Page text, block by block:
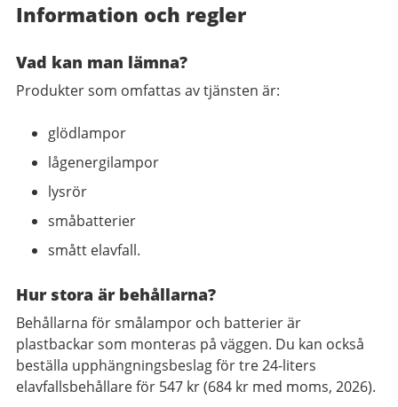
Information och regler
Vad kan man lämna?
Produkter som omfattas av tjänsten är:
glödlampor
lågenergilampor
lysrör
småbatterier
smått elavfall.
Hur stora är behållarna?
Behållarna för smålampor och batterier är
plastbackar som monteras på väggen. Du kan också
beställa upphängningsbeslag för tre 24-liters
elavfallsbehållare för 547 kr (684 kr med moms, 2026).